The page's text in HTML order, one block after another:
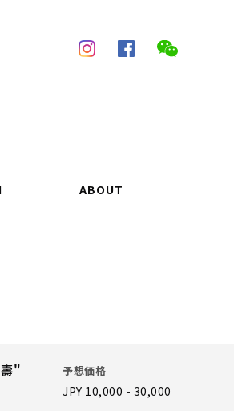
ABOUT
" 予想価格
JPY 10,000 - 30,000